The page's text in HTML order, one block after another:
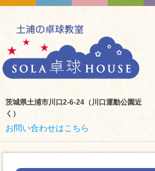
茨城県土浦市川口2-6-24（川口運動公園近
く）
お問い合わせはこちら